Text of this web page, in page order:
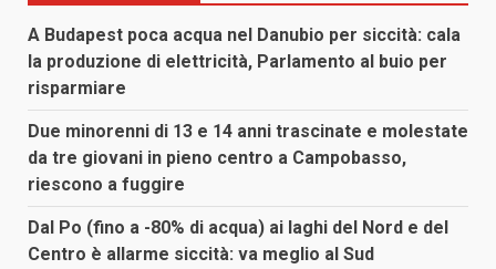
A Budapest poca acqua nel Danubio per siccità: cala
la produzione di elettricità, Parlamento al buio per
risparmiare
Due minorenni di 13 e 14 anni trascinate e molestate
da tre giovani in pieno centro a Campobasso,
riescono a fuggire
Dal Po (fino a -80% di acqua) ai laghi del Nord e del
Centro è allarme siccità: va meglio al Sud